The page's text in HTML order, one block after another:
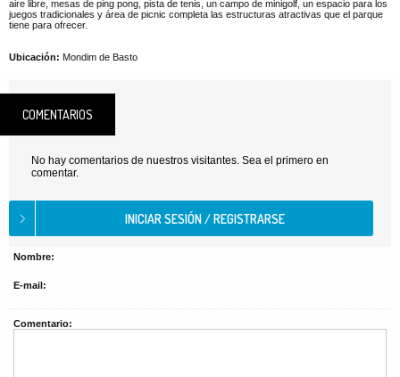
aire libre, mesas de ping pong, pista de tenis, un campo de minigolf, un espacio para los
juegos tradicionales y área de picnic completa las estructuras atractivas que el parque
tiene para ofrecer.
Ubicación: Mondim de Basto
COMENTARIOS
No hay comentarios de nuestros visitantes. Sea el primero en
comentar.
Nombre:
E-mail:
Comentario: